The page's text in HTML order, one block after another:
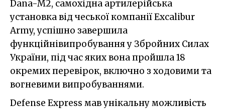
Dana-M2, самохідна артилерійська
установка від чеської компанії Excalibur
Army, успішно завершила
функційнівипробування у Збройних Силах
України, під час яких вона пройшла 18
окремих перевірок, включно з ходовими та
вогневими випробуваннями.
Defense Express мав унікальну можливість